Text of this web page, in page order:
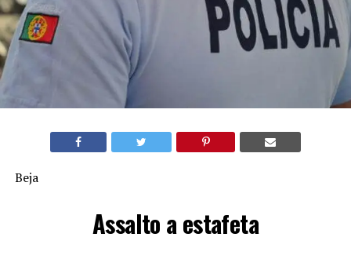
Beja
Assalto a estafeta